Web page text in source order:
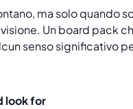
ma solo quando
Un board pack
senso significativo
look for